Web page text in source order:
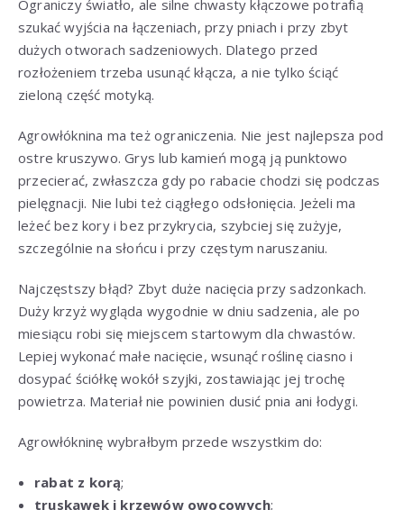
Ograniczy światło, ale silne chwasty kłączowe potrafią
szukać wyjścia na łączeniach, przy pniach i przy zbyt
dużych otworach sadzeniowych. Dlatego przed
rozłożeniem trzeba usunąć kłącza, a nie tylko ściąć
zieloną część motyką.
Agrowłóknina ma też ograniczenia. Nie jest najlepsza pod
ostre kruszywo. Grys lub kamień mogą ją punktowo
przecierać, zwłaszcza gdy po rabacie chodzi się podczas
pielęgnacji. Nie lubi też ciągłego odsłonięcia. Jeżeli ma
leżeć bez kory i bez przykrycia, szybciej się zużyje,
szczególnie na słońcu i przy częstym naruszaniu.
Najczęstszy błąd? Zbyt duże nacięcia przy sadzonkach.
Duży krzyż wygląda wygodnie w dniu sadzenia, ale po
miesiącu robi się miejscem startowym dla chwastów.
Lepiej wykonać małe nacięcie, wsunąć roślinę ciasno i
dosypać ściółkę wokół szyjki, zostawiając jej trochę
powietrza. Materiał nie powinien dusić pnia ani łodygi.
Agrowłókninę wybrałbym przede wszystkim do:
rabat z korą;
truskawek i krzewów owocowych;